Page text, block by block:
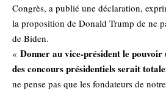
Congrès, a publié une déclaration,
la proposition de Donald Trump de ne
de Biden.
« Donner au vice-président le
des concours présidentiels serait
ne pense pas que les fondateurs de